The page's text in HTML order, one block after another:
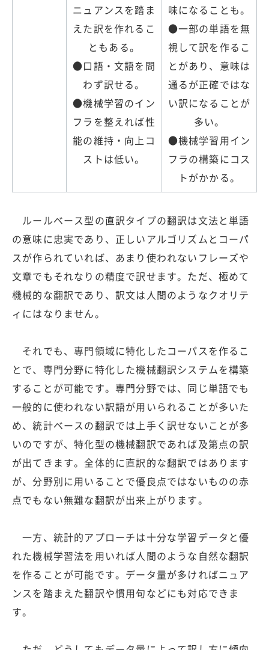
ニュアンスを踏ま
えた訳を作れるこ
ともある。
●口語・文語を問
わず訳せる。
●機械学習のイン
フラを整えれば性
能の維持・向上コ
ストは低い。
味になることも。
●一部の単語を無
視して訳を作るこ
とがあり、意味は
通るが正確ではな
い訳になることが
多い。
●機械学習用イン
フラの構築にコス
トがかかる。
ルールベース型の直訳タイプの翻訳は文法と単語
の意味に忠実であり、正しいアルゴリズムとコーパ
スが作られていれば、あまり使われないフレーズや
文章でもそれなりの精度で訳せます。ただ、極めて
機械的な翻訳であり、訳文は人間のようなクオリテ
ィにはなりません。
それでも、専門領域に特化したコーパスを作るこ
とで、専門分野に特化した機械翻訳システムを構築
することが可能です。専門分野では、同じ単語でも
一般的に使われない訳語が用いられることが多いた
め、統計ベースの翻訳では上手く訳せないことが多
いのですが、特化型の機械翻訳であれば及第点の訳
が出てきます。全体的に直訳的な翻訳ではあります
が、分野別に用いることで優良点ではないものの赤
点でもない無難な翻訳が出来上がります。
一方、統計的アプローチは十分な学習データと優
れた機械学習法を用いれば人間のような自然な翻訳
を作ることが可能です。データ量が多ければニュア
ンスを踏まえた翻訳や慣用句などにも対応できま
す。